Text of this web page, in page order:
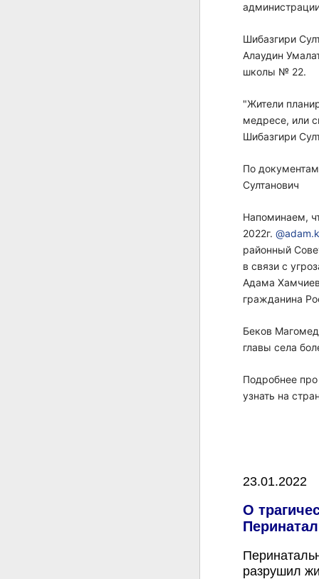
Шибазгири
Алаудин
школы № 22.
"Жители
медресе, или
Шибазгири
По
Султанович
Напоминаем,
2022г.
районный
в связи с
Адама
гражданина
Беков
главы села
Подробнее
узнать на
23.01.2022
О
разрушил